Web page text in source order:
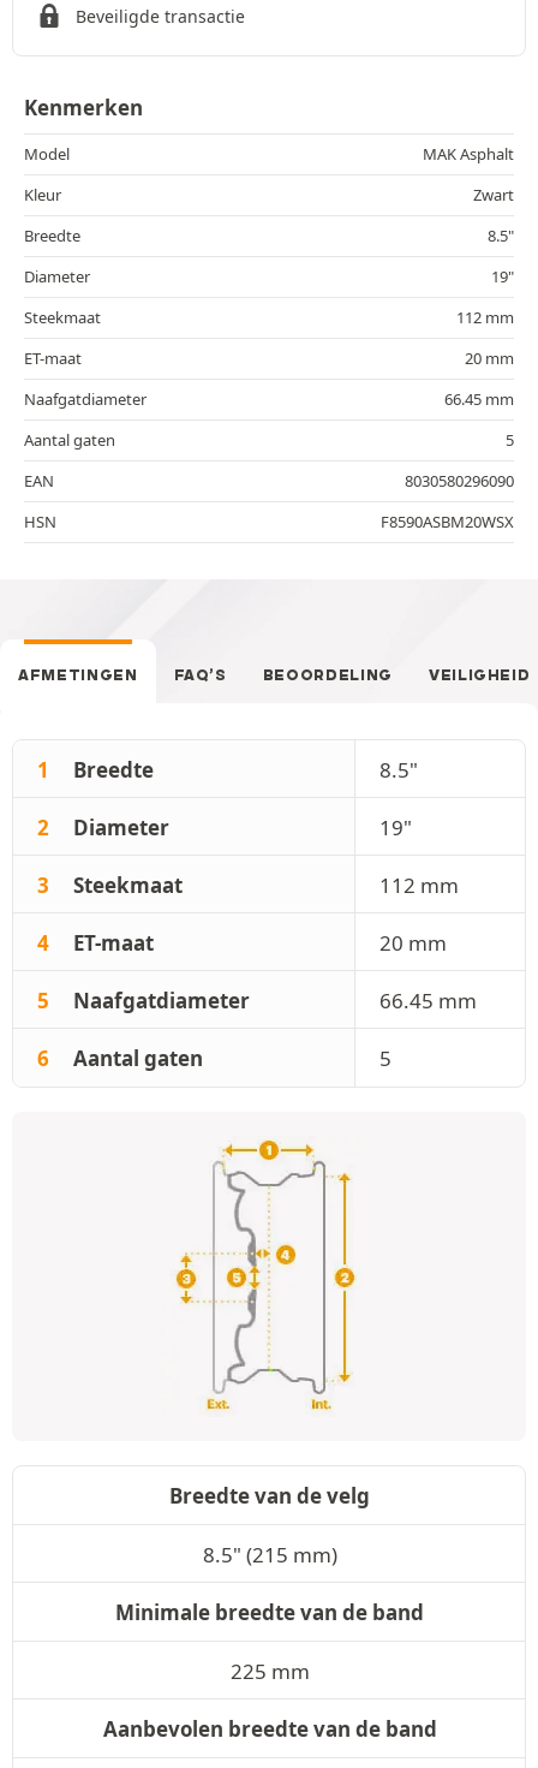
Beveiligde transactie
Kenmerken
Model
MAK Asphalt
Kleur
Zwart
Breedte
8.5"
Diameter
19"
Steekmaat
112 mm
ET-maat
20 mm
Naafgatdiameter
66.45 mm
Aantal gaten
5
EAN
8030580296090
HSN
F8590ASBM20WSX
AFMETINGEN FAQ’S BEOORDELING VEILIGHEID
1 Breedte 8.5"
2 Diameter 19"
3 Steekmaat 112 mm
4 ET-maat 20 mm
5 Naafgatdiameter 66.45 mm
6 Aantal gaten 5
Breedte van de velg
8.5" (215 mm)
Minimale breedte van de band
225 mm
Aanbevolen breedte van de band